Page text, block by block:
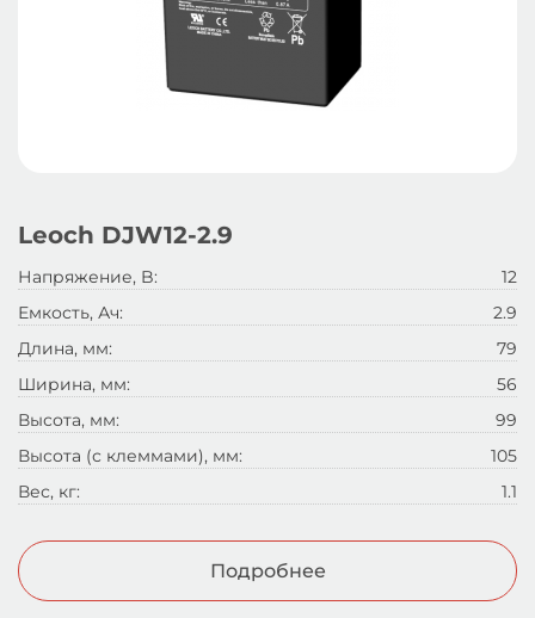
Leoch DJW12-2.9
Напряжение, B:
12
Емкость, Ач:
2.9
Длина, мм:
79
Ширина, мм:
56
Высота, мм:
99
Высота (с клеммами), мм:
105
Вес, кг:
1.1
Подробнее